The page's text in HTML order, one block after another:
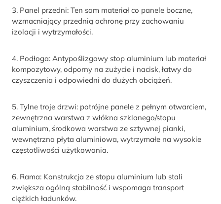
3. Panel przedni: Ten sam materiał co panele boczne,
wzmacniający przednią ochronę przy zachowaniu
izolacji i wytrzymałości.
4. Podłoga: Antypoślizgowy stop aluminium lub materiał
kompozytowy, odporny na zużycie i nacisk, łatwy do
czyszczenia i odpowiedni do dużych obciążeń.
5. Tylne troje drzwi: potrójne panele z pełnym otwarciem,
zewnętrzna warstwa z włókna szklanego/stopu
aluminium, środkowa warstwa ze sztywnej pianki,
wewnętrzna płyta aluminiowa, wytrzymałe na wysokie
częstotliwości użytkowania.
6. Rama: Konstrukcja ze stopu aluminium lub stali
zwiększa ogólną stabilność i wspomaga transport
ciężkich ładunków.